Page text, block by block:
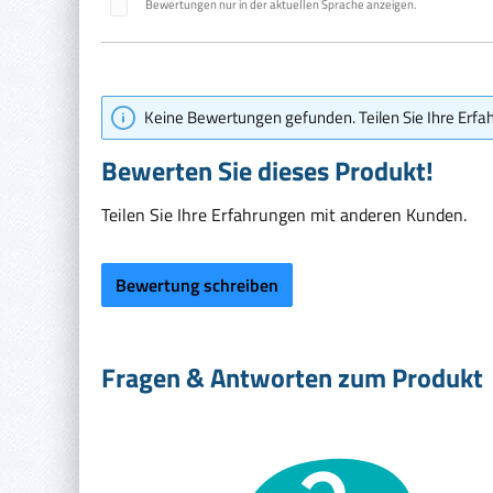
Durchschnittliche Bewertung von 0 von 5 Sternen
Bewertungen nur in der aktuellen Sprache anzeigen.
Keine Bewertungen gefunden. Teilen Sie Ihre
Bewerten Sie dieses Produkt!
Teilen Sie Ihre Erfahrungen mit anderen Kunden.
Bewertung schreiben
Fragen & Antworten zum Produkt